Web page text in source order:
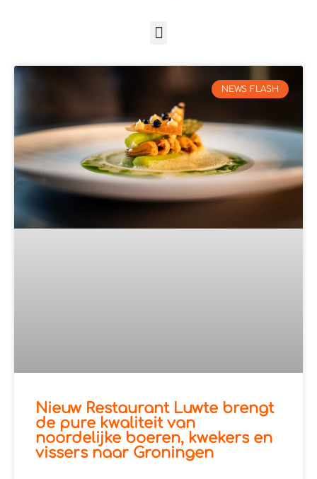
NEWS FLASH
Nieuw Restaurant Luwte brengt
de pure kwaliteit van
noordelijke boeren, kwekers en
vissers naar Groningen